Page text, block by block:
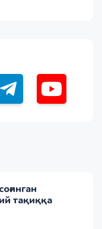
тақиққа